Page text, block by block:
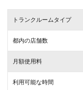
トランクルームタイプ
都内の店舗数
月額使用料
利用可能な時間